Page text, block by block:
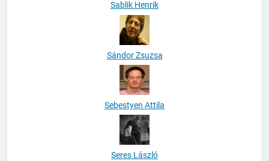
Sablik Henrik
Sándor Zsuzsa
Sebestyen Attila
Seres László